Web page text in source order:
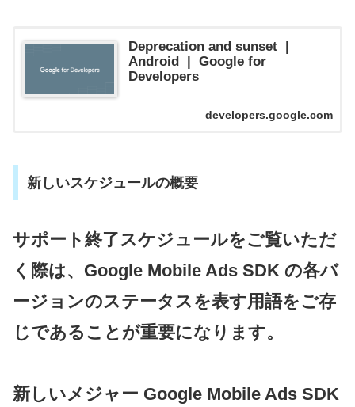
Deprecation and sunset |
Android | Google for
Developers
developers.google.com
新しいスケジュールの概要
サポート終了スケジュールをご覧いただ
く際は、Google Mobile Ads SDK の各バ
ージョンのステータスを表す用語をご存
じであることが重要になります。
新しいメジャー Google Mobile Ads SDK